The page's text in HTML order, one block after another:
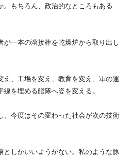
もちろん、政治的なところもある
一本の溶接棒を乾燥炉から取り出し
え、工場を変え、教育を変え、軍の運
を埋める艦隊へ姿を変える。
、今度はその変わった社会が次の技術
としかいいようがない。私のような豚